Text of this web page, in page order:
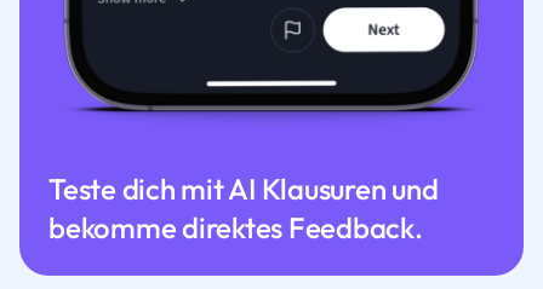
Teste dich mit AI Klausuren und
bekomme direktes Feedback.